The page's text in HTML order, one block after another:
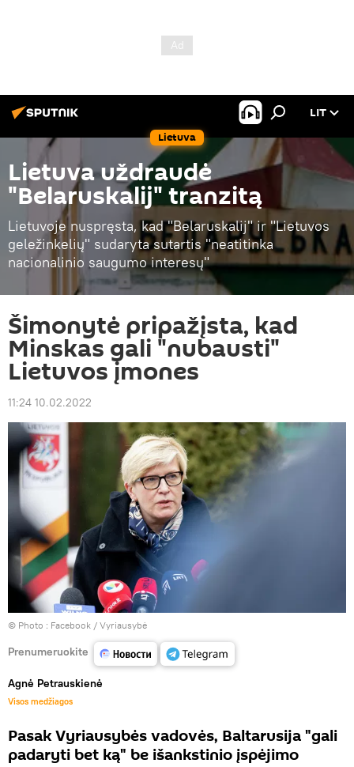
Lietuva
LIT
Lietuva uždraudė
"Belaruskalij" tranzitą
Lietuvoje nuspręsta, kad "Belaruskalij" ir "Lietuvos
geležinkelių" sudaryta sutartis "neatitinka
nacionalinio saugumo interesų"
Šimonytė pripažįsta, kad
Minskas gali "nubausti"
Lietuvos įmones
11:24 10.02.2022
© Photo : Facebook / Vyriausybė
Prenumeruokite
Agnė Petrauskienė
Visos medžiagos
Pasak Vyriausybės vadovės, Baltarusija "gali
padaryti bet ką" be išankstinio įspėjimo